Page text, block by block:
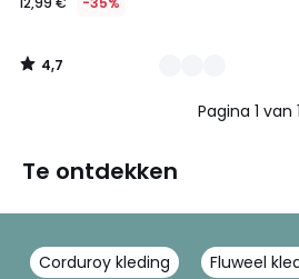
4,7
/
Pagina 1 van 1
Te ontdekken
Corduroy kleding Fluweel